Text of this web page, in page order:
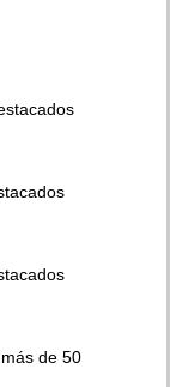
de 50